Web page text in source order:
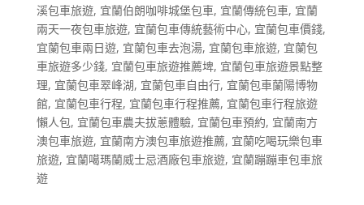
溪包車旅遊, 宜蘭伯朗咖啡城堡包車, 宜蘭傳統包車, 宜蘭
兩天一夜包車旅遊, 宜蘭包車傳統藝術中心, 宜蘭包車價錢,
宜蘭包車兩日遊, 宜蘭包車去泡湯, 宜蘭包車旅遊, 宜蘭包
車旅遊多少錢, 宜蘭包車旅遊推薦埤, 宜蘭包車旅遊景點整
理, 宜蘭包車翠峰湖, 宜蘭包車自由行, 宜蘭包車蘭陽博物
館, 宜蘭包車行程, 宜蘭包車行程推薦, 宜蘭包車行程旅遊
懶人包, 宜蘭包車農夫拔蔥體驗, 宜蘭包車預約, 宜蘭南方
澳包車旅遊, 宜蘭南方澳包車旅遊推薦, 宜蘭吃喝玩樂包車
旅遊, 宜蘭噶瑪蘭威士忌酒廠包車旅遊, 宜蘭蹦蹦車包車旅
遊